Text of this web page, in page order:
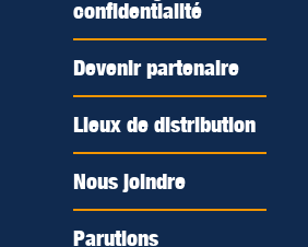
confidentialité
Devenir partenaire
Lieux de distribution
Nous joindre
Parutions